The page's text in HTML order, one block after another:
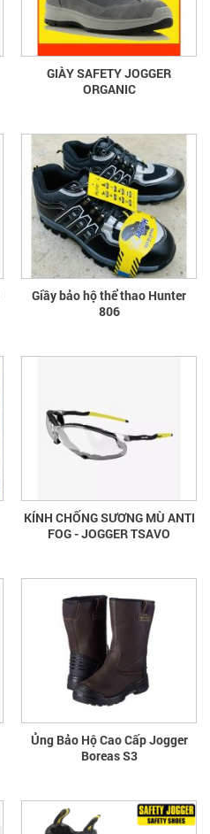
GIÀY SAFETY JOGGER
ORGANIC
Giầy bảo hộ thể thao Hunter
806
KÍNH CHỐNG SƯƠNG MÙ ANTI
FOG - JOGGER TSAVO
Ủng Bảo Hộ Cao Cấp Jogger
Boreas S3